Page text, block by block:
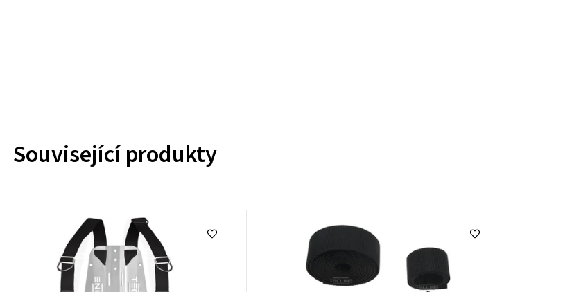
Související produkty